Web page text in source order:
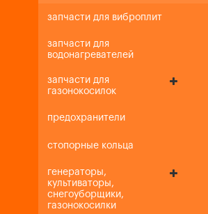
запчасти для виброплит
запчасти для
водонагревателей
запчасти для
газонокосилок
предохранители
стопорные кольца
генераторы,
культиваторы,
снегоуборщики,
газонокосилки